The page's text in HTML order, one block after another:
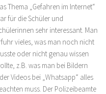
Thema „Gefahren im Internet“
für die Schüler und
sehr interessant. Man
vieles, was man noch nicht
oder nicht genau wissen
z.B. was man bei Bildern
Videos bei „Whatsapp“ alles
muss. Der Polizeibeamte